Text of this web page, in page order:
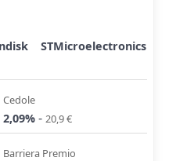
STMicroelectronics
Cedole
2,09% - 20,9 €
Barriera Premio